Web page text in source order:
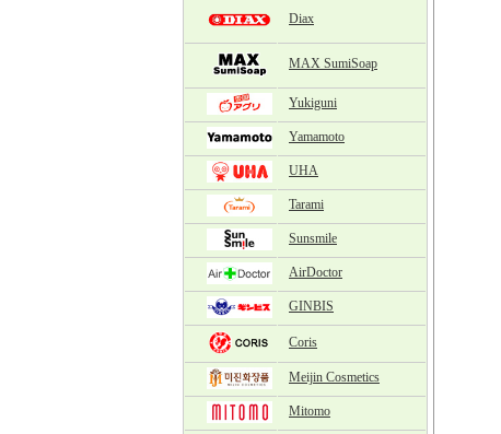
Diax
MAX SumiSoap
Yukiguni
Yamamoto
UHA
Tarami
Sunsmile
AirDoctor
GINBIS
Coris
Meijin Cosmetics
Mitomo